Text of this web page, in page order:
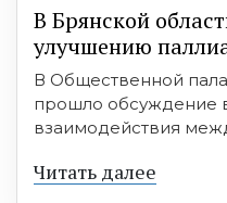
В Брянской
улучшению
В Общественной
прошло обсуждение
взаимодействия
Читать далее